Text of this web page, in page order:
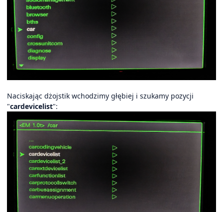
Naciskając dżojstik wchodzimy głębiej i szukamy pozycji
"cardevicelist":